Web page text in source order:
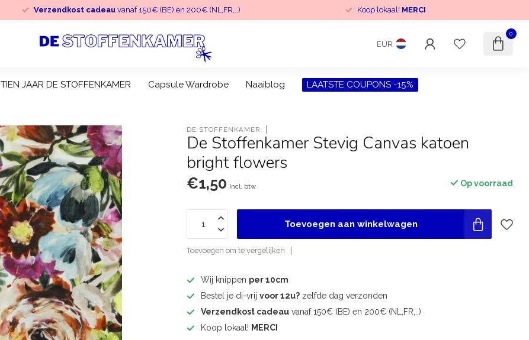
Verzendkost cadeauvanaf 150€ (BE) en 200€ (NL,FR,..) Koop lokaal! MERCI
EUR
0
TIEN JAAR DE STOFFENKAMER Capsule Wardrobe Naaiblog LAATSTE COUPONS -15%
DE STOFFENKAMER
De Stoffenkamer Stevig Canvas katoen
bright flowers
€1,50 Incl. btw Op voorraad
Toevoegen aan winkelwagen
Toevoegen om te vergelijken
Wij knippen per 10cm
Bestel je di-vrijvoor 12u? zelfde dag verzonden
Verzendkost cadeau vanaf 150€ (BE) en 200€ (NL,FR,..)
Koop lokaal! MERCI